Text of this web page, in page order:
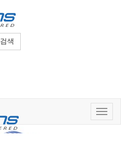
검색
Toggle